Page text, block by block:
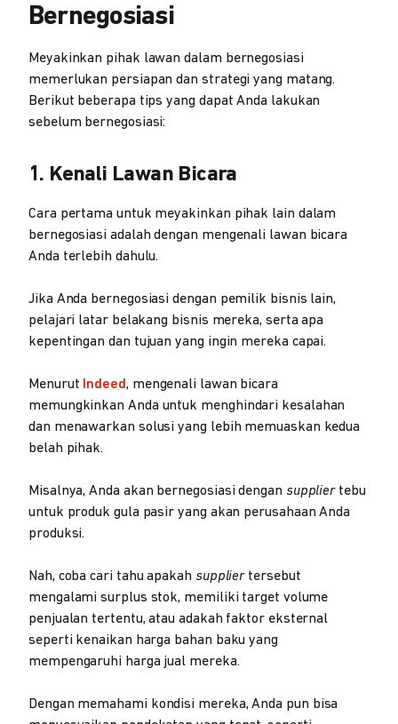
Bernegosiasi
Meyakinkan pihak lawan dalam bernegosiasi
memerlukan persiapan dan strategi yang matang.
Berikut beberapa tips yang dapat Anda lakukan
sebelum bernegosiasi:
1. Kenali Lawan Bicara
Cara pertama untuk meyakinkan pihak lain dalam
bernegosiasi adalah dengan mengenali lawan bicara
Anda terlebih dahulu.
Jika Anda bernegosiasi dengan pemilik bisnis lain,
pelajari latar belakang bisnis mereka, serta apa
kepentingan dan tujuan yang ingin mereka capai.
Menurut Indeed, mengenali lawan bicara
memungkinkan Anda untuk menghindari kesalahan
dan menawarkan solusi yang lebih memuaskan kedua
belah pihak.
Misalnya, Anda akan bernegosiasi dengan supplier tebu
untuk produk gula pasir yang akan perusahaan Anda
produksi.
Nah, coba cari tahu apakah suppliertersebut
mengalami surplus stok, memiliki target volume
penjualan tertentu, atau adakah faktor eksternal
seperti kenaikan harga bahan baku yang
mempengaruhi harga jual mereka.
Dengan memahami kondisi mereka, Anda pun bisa